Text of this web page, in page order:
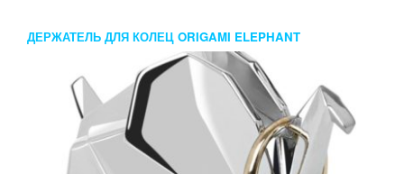
ДЕРЖАТЕЛЬ ДЛЯ КОЛЕЦ ORIGAMI ELEPHANT